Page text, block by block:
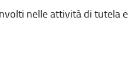
nelle attività di tutela e